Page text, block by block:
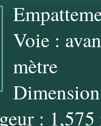
Voie :
mètre
: